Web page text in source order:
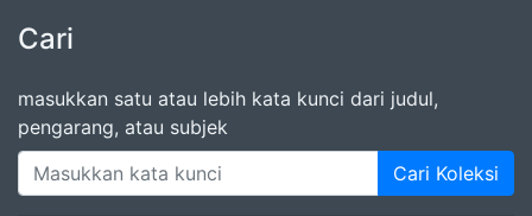
Cari
masukkan satu atau lebih kata kunci dari judul,
pengarang, atau subjek
Cari Koleksi